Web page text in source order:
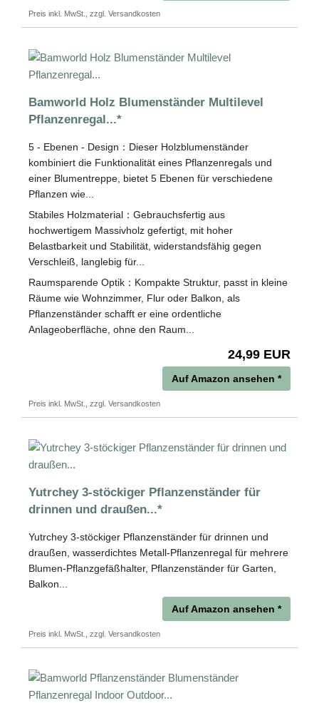
Preis inkl. MwSt., zzgl. Versandkosten
Bamworld Holz Blumenständer Multilevel
Pflanzenregal...*
5 - Ebenen - Design：Dieser Holzblumenständer
kombiniert die Funktionalität eines Pflanzenregals und
einer Blumentreppe, bietet 5 Ebenen für verschiedene
Pflanzen wie...
Stabiles Holzmaterial：Gebrauchsfertig aus
hochwertigem Massivholz gefertigt, mit hoher
Belastbarkeit und Stabilität, widerstandsfähig gegen
Verschleiß, langlebig für...
Raumsparende Optik：Kompakte Struktur, passt in kleine
Räume wie Wohnzimmer, Flur oder Balkon, als
Pflanzenständer schafft er eine ordentliche
Anlageoberfläche, ohne den Raum...
24,99 EUR
Auf Amazon ansehen *
Preis inkl. MwSt., zzgl. Versandkosten
Yutrchey 3-stöckiger Pflanzenständer für
drinnen und draußen...*
Yutrchey 3-stöckiger Pflanzenständer für drinnen und
draußen, wasserdichtes Metall-Pflanzenregal für mehrere
Blumen-Pflanzgefäßhalter, Pflanzenständer für Garten,
Balkon...
Auf Amazon ansehen *
Preis inkl. MwSt., zzgl. Versandkosten